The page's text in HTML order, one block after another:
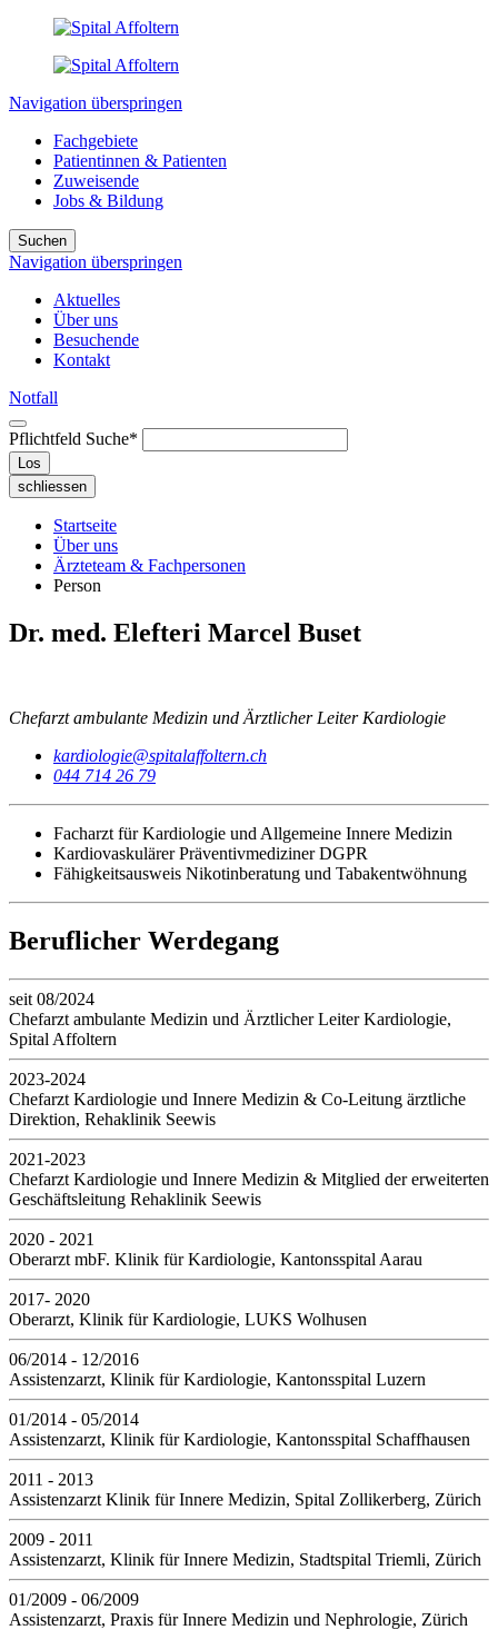
Navigation überspringen
Fachgebiete
Patientinnen & Patienten
Zuweisende
Jobs & Bildung
Suchen
Navigation überspringen
Aktuelles
Über uns
Besuchende
Kontakt
Notfall
Pflichtfeld Suche*
Los
schliessen
Startseite
Über uns
Ärzteteam & Fachpersonen
Person
Dr. med. Elefteri Marcel Buset
Chefarzt ambulante Medizin und Ärztlicher Leiter Kardiologie
kardiologie@spitalaffoltern.ch
044 714 26 79
Facharzt für Kardiologie und Allgemeine Innere Medizin
Kardiovaskulärer Präventivmediziner DGPR
Fähigkeitsausweis Nikotinberatung und Tabakentwöhnung
Beruflicher Werdegang
seit 08/2024
Chefarzt ambulante Medizin und Ärztlicher Leiter Kardiologie,
Spital Affoltern
2023-2024
Chefarzt Kardiologie und Innere Medizin & Co-Leitung ärztliche
Direktion, Rehaklinik Seewis
2021-2023
Chefarzt Kardiologie und Innere Medizin & Mitglied der erweiterten
Geschäftsleitung Rehaklinik Seewis
2020 - 2021
Oberarzt mbF. Klinik für Kardiologie, Kantonsspital Aarau
2017- 2020
Oberarzt, Klinik für Kardiologie, LUKS Wolhusen
06/2014 - 12/2016
Assistenzarzt, Klinik für Kardiologie, Kantonsspital Luzern
01/2014 - 05/2014
Assistenzarzt, Klinik für Kardiologie, Kantonsspital Schaffhausen
2011 - 2013
Assistenzarzt Klinik für Innere Medizin, Spital Zollikerberg, Zürich
2009 - 2011
Assistenzarzt, Klinik für Innere Medizin, Stadtspital Triemli, Zürich
01/2009 - 06/2009
Assistenzarzt, Praxis für Innere Medizin und Nephrologie, Zürich